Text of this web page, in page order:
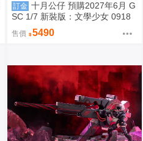
訂金 十月公仔 預購2027年6月 G
SC 1/7 新裝版：文學少女 0918
售價 5490